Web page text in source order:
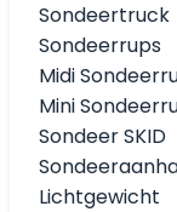
Sondeertruck
Sondeerrups
Midi
Mini
Sondeer SKID
Lichtgewicht